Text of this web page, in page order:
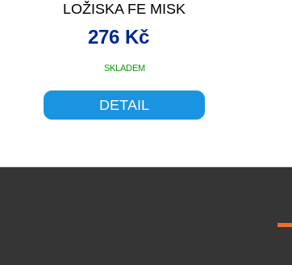
LOŽISKA FE MISK
SKLADEM
276 Kč
DETAIL
v